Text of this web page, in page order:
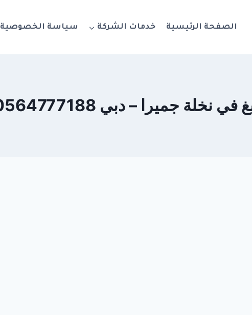
الصفحة الرئيسية خدمات الشركة سياسة الخصوصية
نخلة جميرا – دبي 0564777188